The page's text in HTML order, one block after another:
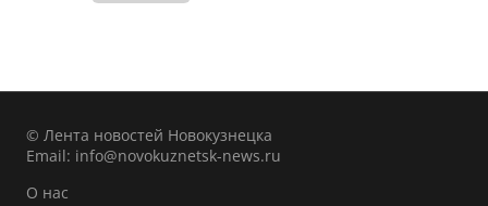
© Лента новостей Новокузнецка
Email: info@novokuznetsk-news.ru
О нас